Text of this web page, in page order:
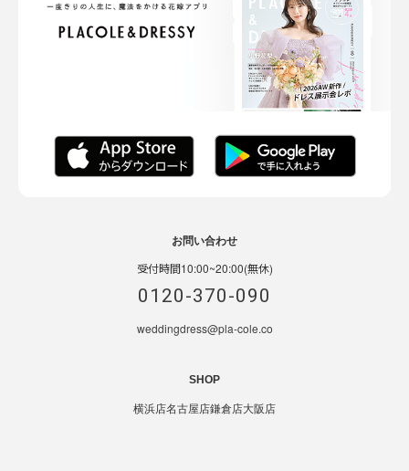
お問い合わせ
受付時間10:00~20:00(無休)
0120-370-090
weddingdress@pla-cole.co
SHOP
横浜店名古屋店鎌倉店大阪店